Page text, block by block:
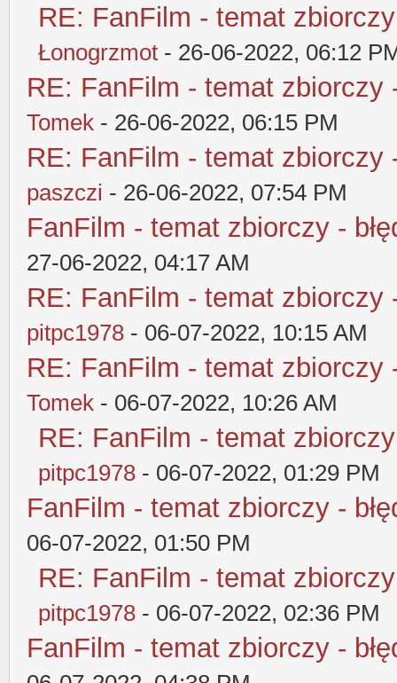
RE: FanFilm - temat
Łonogrzmot - 26-06-2022, 06:12
RE: FanFilm - temat zbiorczy
Tomek - 26-06-2022, 06:15 PM
RE: FanFilm - temat zbiorczy
paszczi - 26-06-2022, 07:54 PM
FanFilm - temat zbiorczy -
27-06-2022, 04:17 AM
RE: FanFilm - temat zbiorczy
pitpc1978 - 06-07-2022, 10:15 AM
RE: FanFilm - temat zbiorczy
Tomek - 06-07-2022, 10:26 AM
RE: FanFilm - temat
pitpc1978 - 06-07-2022, 01:29 PM
FanFilm - temat zbiorczy -
06-07-2022, 01:50 PM
RE: FanFilm - temat
pitpc1978 - 06-07-2022, 02:36 PM
FanFilm - temat zbiorczy -